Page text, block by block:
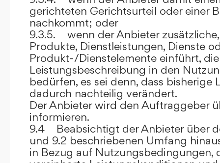
gerichteten Gerichtsurteil oder einer
nachkommt; oder
9.3.5. wenn der Anbieter
Produkte, Dienstleistungen, Dienste
Produkt-/Dienstelemente einführt,
Leistungsbeschreibung in den
bedürfen, es sei denn, dass bisherige
dadurch nachteilig verändert.
Der Anbieter wird den Auftraggeber
informieren.
9.4 Beabsichtigt der Anbieter über
und 9.2 beschriebenen Umfang
in Bezug auf Nutzungsbedingungen,